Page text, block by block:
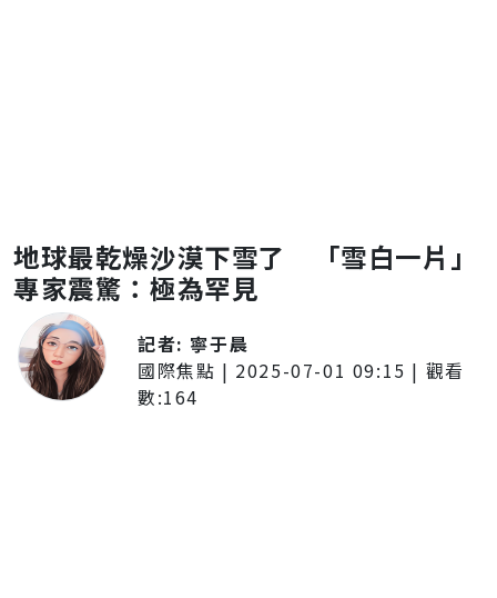
地球最乾燥沙漠下雪了 「雪白一片」
專家震驚：極為罕見
記者: 寧于晨
國際焦點 | 2025-07-01 09:15 | 觀看
數:164